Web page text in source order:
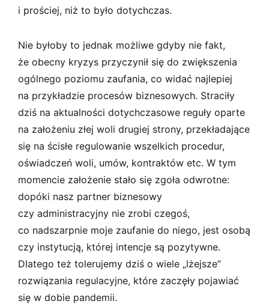
i prościej, niż to było dotychczas.
Nie byłoby to jednak możliwe gdyby nie fakt,
że obecny kryzys przyczynił się do zwiększenia
ogólnego poziomu zaufania, co widać najlepiej
na przykładzie procesów biznesowych. Straciły
dziś na aktualności dotychczasowe reguły oparte
na założeniu złej woli drugiej strony, przekładające
się na ścisłe regulowanie wszelkich procedur,
oświadczeń woli, umów, kontraktów etc. W tym
momencie założenie stało się zgoła odwrotne:
dopóki nasz partner biznesowy
czy administracyjny nie zrobi czegoś,
co nadszarpnie moje zaufanie do niego, jest osobą
czy instytucją, której intencje są pozytywne.
Dlatego też tolerujemy dziś o wiele „lżejsze”
rozwiązania regulacyjne, które zaczęły pojawiać
się w dobie pandemii.